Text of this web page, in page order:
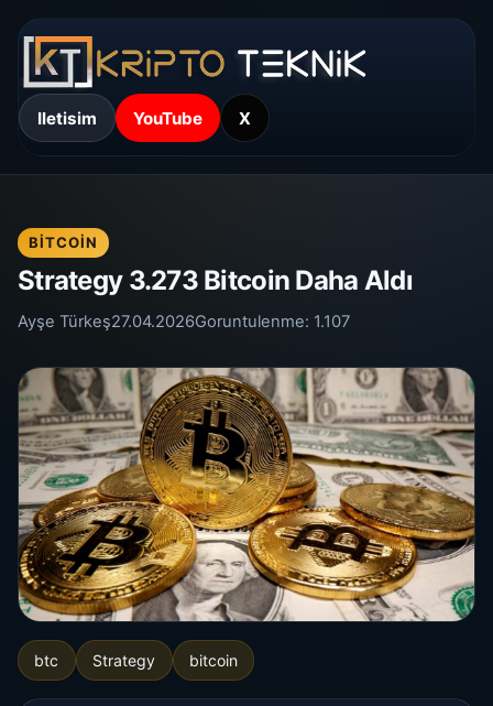
Iletisim YouTube X
BITCOIN
Strategy 3.273 Bitcoin Daha Aldı
Ayşe Türkeş27.04.2026Goruntulenme: 1.107
btc Strategy bitcoin